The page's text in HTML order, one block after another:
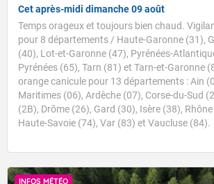
Cet après-midi dimanche 09 août
Temps orageux et toujours bien chaud.
pour 8 départements / Haute-Garonne (31),
(40), Lot-et-Garonne (47), Pyrénées-
Pyrénées (65), Tarn (81) et Tarn-et-Garonne
orange canicule pour 13 départements : Ain
Maritimes (06), Ardèche (07), Corse-du-Sud
(2B), Drôme (26), Gard (30), Isère (38),
Haute-Savoie (74), Var (83) et Vaucluse (84).
INFOS MÉTÉO